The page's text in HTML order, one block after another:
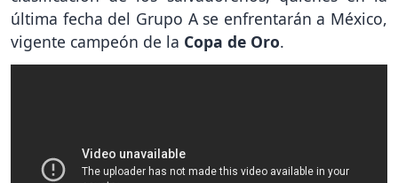
última fecha del Grupo A se enfrentarán a México,
vigente campeón de la Copa de Oro.